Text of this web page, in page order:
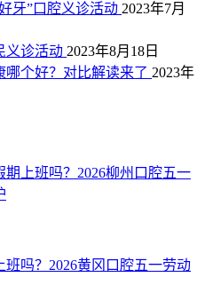
牙”口腔义诊活动 2023年7月
义诊活动 2023年8月18日
个好？对比解读来了 2023年
上班吗？2026柳州口腔五一
吗？2026黄冈口腔五一劳动